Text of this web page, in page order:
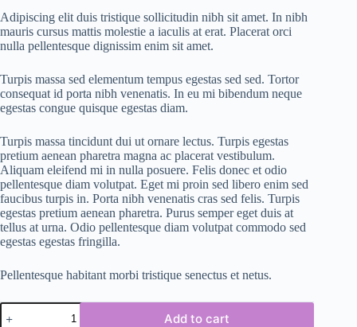
Adipiscing elit duis tristique sollicitudin nibh sit amet. In nibh
mauris cursus mattis molestie a iaculis at erat. Placerat orci
nulla pellentesque dignissim enim sit amet.
Turpis massa sed elementum tempus egestas sed sed. Tortor
consequat id porta nibh venenatis. In eu mi bibendum neque
egestas congue quisque egestas diam.
Turpis massa tincidunt dui ut ornare lectus. Turpis egestas
pretium aenean pharetra magna ac placerat vestibulum.
Aliquam eleifend mi in nulla posuere. Felis donec et odio
pellentesque diam volutpat. Eget mi proin sed libero enim sed
faucibus turpis in. Porta nibh venenatis cras sed felis. Turpis
egestas pretium aenean pharetra. Purus semper eget duis at
tellus at urna. Odio pellentesque diam volutpat commodo sed
egestas egestas fringilla.
Pellentesque habitant morbi tristique senectus et netus.
Add to cart